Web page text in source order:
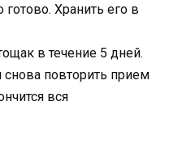
Хранить его в
в течение 5 дней.
повторить прием
вся